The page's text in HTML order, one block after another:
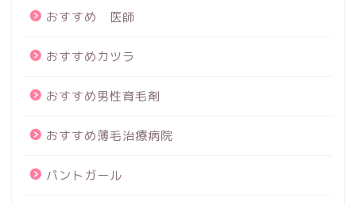
おすすめ 医師
おすすめカツラ
おすすめ男性育毛剤
おすすめ薄毛治療病院
パントガール